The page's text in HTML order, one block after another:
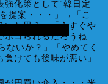
強化策として“韓日定
提案・・・」→「こ
いと思う」「今すぐや
ボコられるだろうね
ないか？」「やめてく
負けても後味が悪い」